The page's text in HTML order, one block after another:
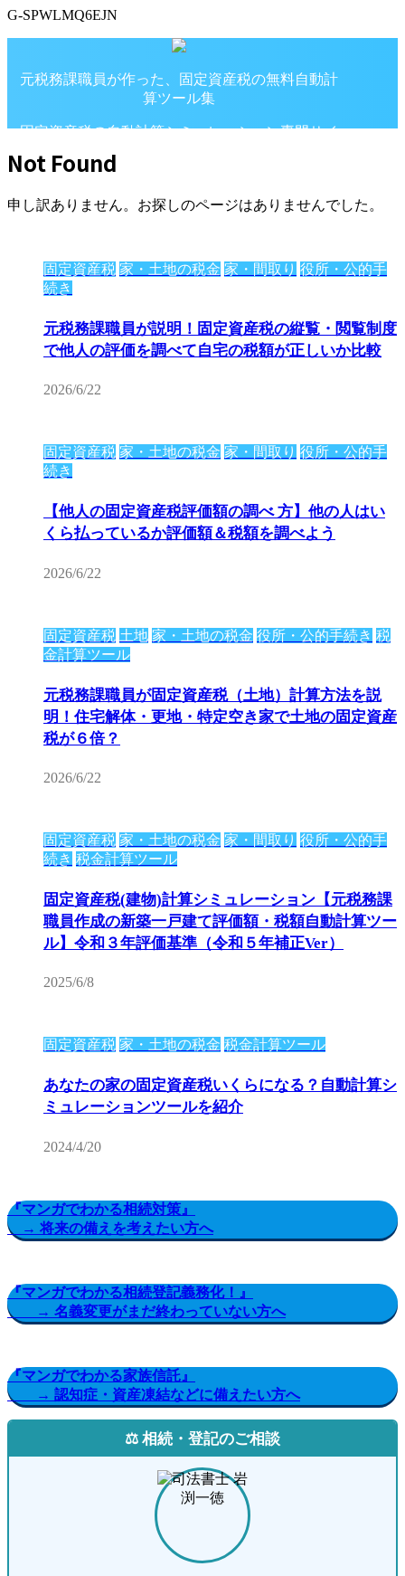
G-SPWLMQ6EJN
元税務課職員が作った、固定資産税の無料自動計
算ツール集
固定資産税の自動計算シミュレーション専門サイ
Not Found
申し訳ありません。お探しのページはありませんでした。
固定資産税 家・土地の税金 家・間取り 役所・公的手
続き
元税務課職員が説明！固定資産税の縦覧・閲覧制度
で他人の評価を調べて自宅の税額が正しいか比較
2026/6/22
固定資産税 家・土地の税金 家・間取り 役所・公的手
続き
【他人の固定資産税評価額の調べ 方】他の人はい
くら払っているか評価額＆税額を調べよう
2026/6/22
固定資産税 土地 家・土地の税金 役所・公的手続き 税
金計算ツール
元税務課職員が固定資産税（土地）計算方法を説
明！住宅解体・更地・特定空き家で土地の固定資産
税が６倍？
2026/6/22
固定資産税 家・土地の税金 家・間取り 役所・公的手
続き 税金計算ツール
固定資産税(建物)計算シミュレーション【元税務課
職員作成の新築一戸建て評価額・税額自動計算ツー
ル】令和３年評価基準（令和５年補正Ver）
2025/6/8
固定資産税 家・土地の税金 税金計算ツール
あなたの家の固定資産税いくらになる？自動計算シ
ミュレーションツールを紹介
2024/4/20
『マンガでわかる相続対策』
→ 将来の備えを考えたい方へ
『マンガでわかる相続登記義務化！』
→ 名義変更がまだ終わっていない方へ
『マンガでわかる家族信託』
→ 認知症・資産凍結などに備えたい方へ
⚖️ 相続・登記のご相談